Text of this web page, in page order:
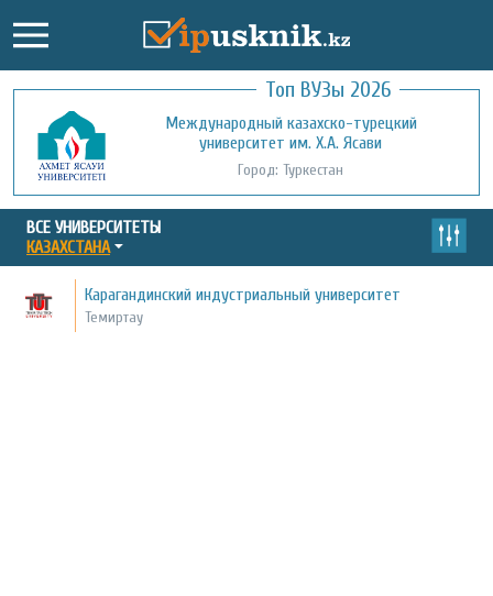
Топ ВУЗы 2026
Международный казахско-турецкий
университет им. Х.А. Ясави
Город: Туркестан
Кызылординский открытый
университет
Город: Кызылорда
ВСЕ УНИВЕРСИТЕТЫ
КАЗАХСТАНА
Карагандинский индустриальный университет
Темиртау